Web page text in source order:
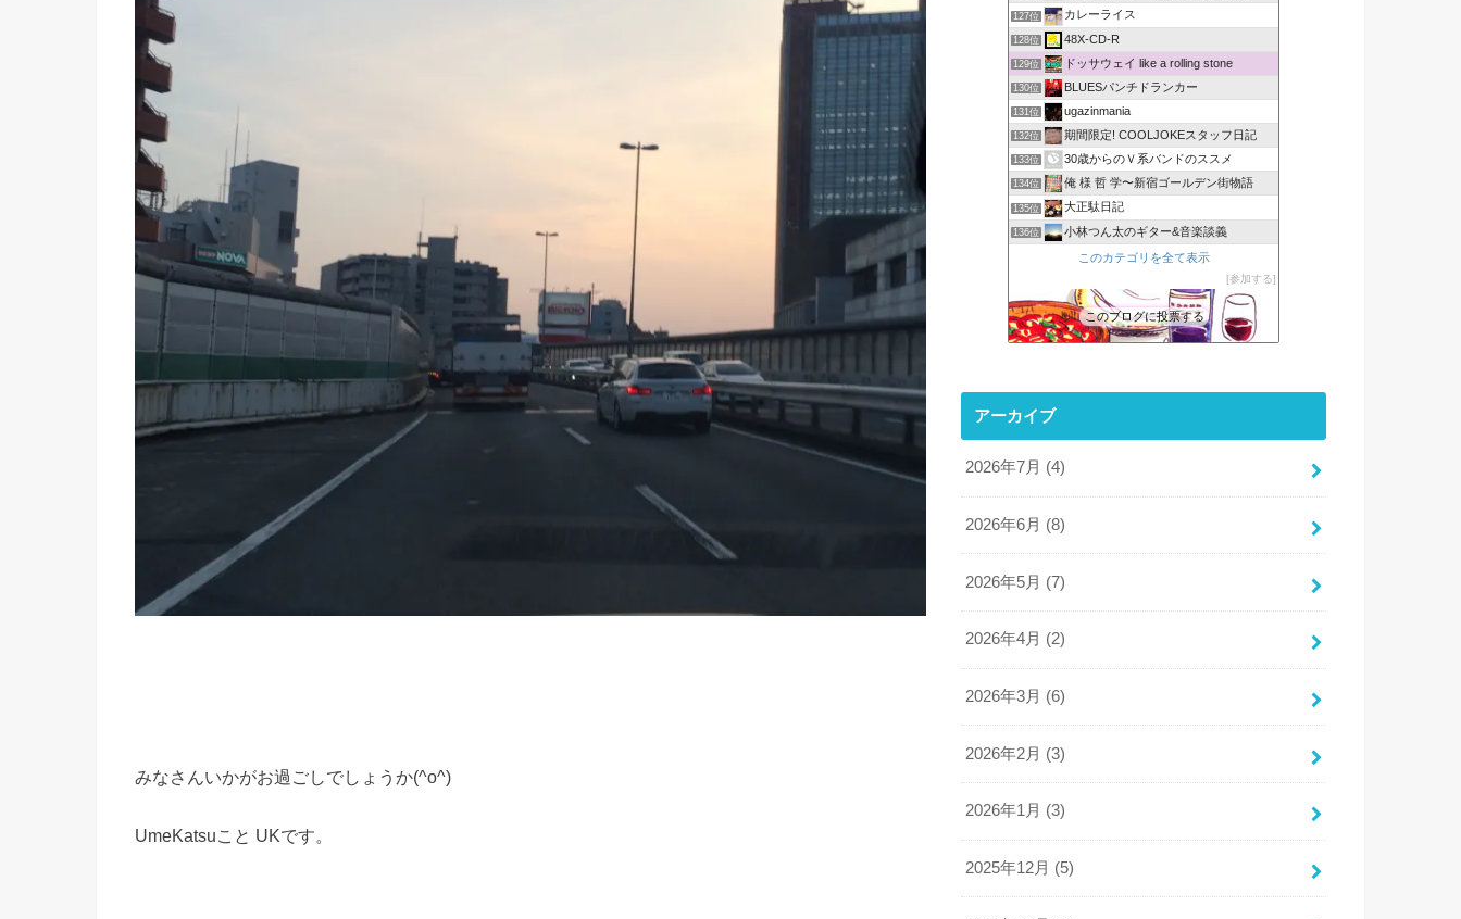
みなさんいかがお過ごしでしょうか(^o^)
UmeKatsuこと UKです。
127位 カレーライス
128位 48X-CD-R
129位 ドッサウェイ like a rolling stone
130位 BLUESパンチドランカー
131位 ugazinmania
132位 期間限定! COOLJOKEスタッフ日記
133位 30歳からのＶ系バンドのススメ
134位 俺 様 哲 学〜新宿ゴールデン街物語
135位 大正駄日記
136位 小林つん太のギター&音楽談義
このカテゴリを全て表示
参加する
このブログに投票する
アーカイブ
2026年7月 (4)
2026年6月 (8)
2026年5月 (7)
2026年4月 (2)
2026年3月 (6)
2026年2月 (3)
2026年1月 (3)
2025年12月 (5)